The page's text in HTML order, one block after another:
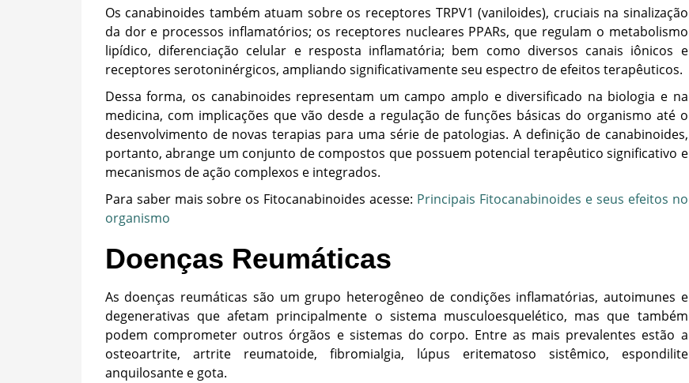
Os canabinoides também atuam sobre os receptores TRPV1 (vaniloides), cruciais na sinalização
da dor e processos inflamatórios; os receptores nucleares PPARs, que regulam o metabolismo
lipídico, diferenciação celular e resposta inflamatória; bem como diversos canais iônicos e
receptores serotoninérgicos, ampliando significativamente seu espectro de efeitos terapêuticos.
Dessa forma, os canabinoides representam um campo amplo e diversificado na biologia e na
medicina, com implicações que vão desde a regulação de funções básicas do organismo até o
desenvolvimento de novas terapias para uma série de patologias. A definição de canabinoides,
portanto, abrange um conjunto de compostos que possuem potencial terapêutico significativo e
mecanismos de ação complexos e integrados.
Para saber mais sobre os Fitocanabinoides acesse: Principais Fitocanabinoides e seus efeitos no
organismo
Doenças Reumáticas
As doenças reumáticas são um grupo heterogêneo de condições inflamatórias, autoimunes e
degenerativas que afetam principalmente o sistema musculoesquelético, mas que também
podem comprometer outros órgãos e sistemas do corpo. Entre as mais prevalentes estão a
osteoartrite, artrite reumatoide, fibromialgia, lúpus eritematoso sistêmico, espondilite
anquilosante e gota.